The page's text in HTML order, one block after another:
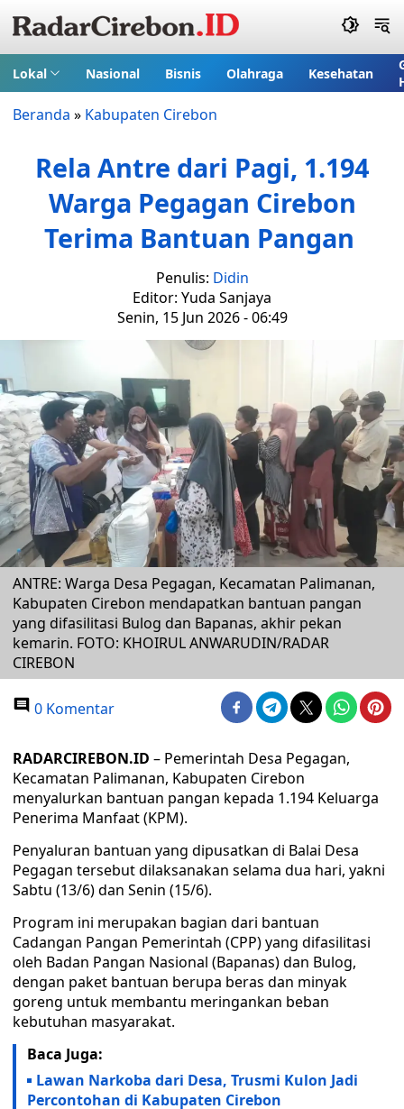
Lokal Nasional Bisnis Olahraga Kesehatan
Beranda » Kabupaten Cirebon
Rela Antre dari Pagi, 1.194
Warga Pegagan Cirebon
Terima Bantuan Pangan
Penulis: Didin
Editor: Yuda Sanjaya
Senin, 15 Jun 2026 - 06:49
ANTRE: Warga Desa Pegagan, Kecamatan Palimanan,
Kabupaten Cirebon mendapatkan bantuan pangan
yang difasilitasi Bulog dan Bapanas, akhir pekan
kemarin. FOTO: KHOIRUL ANWARUDIN/RADAR
CIREBON
0 Komentar
RADARCIREBON.ID – Pemerintah Desa Pegagan,
Kecamatan Palimanan, Kabupaten Cirebon
menyalurkan bantuan pangan kepada 1.194 Keluarga
Penerima Manfaat (KPM).
Penyaluran bantuan yang dipusatkan di Balai Desa
Pegagan tersebut dilaksanakan selama dua hari, yakni
Sabtu (13/6) dan Senin (15/6).
Program ini merupakan bagian dari bantuan
Cadangan Pangan Pemerintah (CPP) yang difasilitasi
oleh Badan Pangan Nasional (Bapanas) dan Bulog,
dengan paket bantuan berupa beras dan minyak
goreng untuk membantu meringankan beban
kebutuhan masyarakat.
Baca Juga:
Lawan Narkoba dari Desa, Trusmi Kulon Jadi
Percontohan di Kabupaten Cirebon